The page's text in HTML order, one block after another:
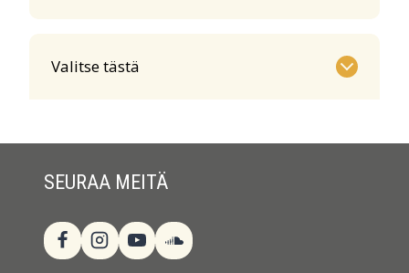
Valitse tästä
SEURAA MEITÄ